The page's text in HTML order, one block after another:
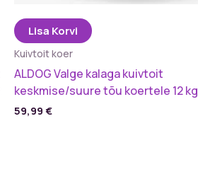
Lisa Korvi
Kuivtoit koer
ALDOG Valge kalaga kuivtoit
keskmise/suure tõu koertele 12 kg
59,99 €